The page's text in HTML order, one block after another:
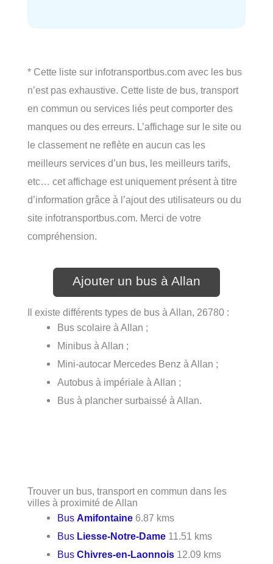
* Cette liste sur infotransportbus.com avec les bus
n’est pas exhaustive. Cette liste de bus, transport
en commun ou services liés peut comporter des
manques ou des erreurs. L’affichage sur le site ou
le classement ne reflète en aucun cas les
meilleurs services d’un bus, les meilleurs tarifs,
etc… cet affichage est uniquement présent à titre
d’information grâce à l’ajout des utilisateurs ou du
site infotransportbus.com. Merci de votre
compréhension.
Ajouter un bus à Allan
Il existe différents types de bus à Allan, 26780 :
Bus scolaire à Allan ;
Minibus à Allan ;
Mini-autocar Mercedes Benz à Allan ;
Autobus à impériale à Allan ;
Bus à plancher surbaissé à Allan.
Trouver un bus, transport en commun dans les
villes à proximité de Allan
BusAmifontaine 6.87 kms
Bus Liesse-Notre-Dame 11.51 kms
BusChivres-en-Laonnois 12.09 kms